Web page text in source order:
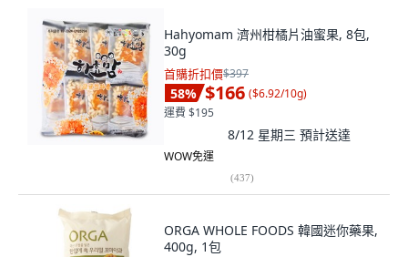
Hahyomam 濟州柑橘片油蜜果, 8包,
30g
首購折扣價$397
58% $166 ($6.92/10g)
運費 $195
8/12 星期三 預計送達
WOW免運
(437)
ORGA WHOLE FOODS 韓國迷你藥果,
400g, 1包